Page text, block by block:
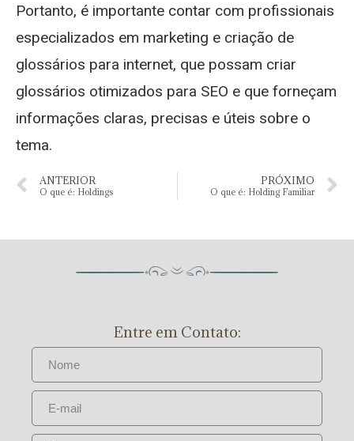
Portanto, é importante contar com profissionais
especializados em marketing e criação de
glossários para internet, que possam criar
glossários otimizados para SEO e que forneçam
informações claras, precisas e úteis sobre o
tema.
ANTERIOR
O que é: Holdings
PRÓXIMO
O que é: Holding Familiar
Entre em Contato: